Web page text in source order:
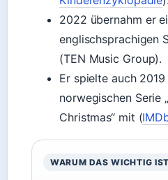
2022 übernahm er
englischsprachigen
(TEN Music Group).
Er spielte auch
norwegischen Serie
Christmas“ mit (
WARUM DAS WICHTIG IST